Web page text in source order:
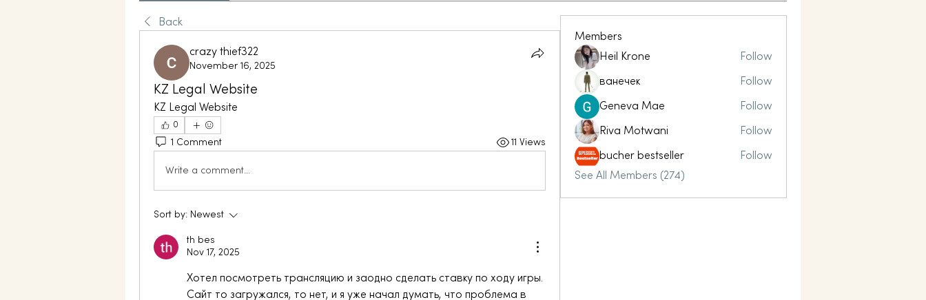
Back
crazy thief322
November 16, 2025
KZ Legal Website
KZ Legal Website
0
1 Comment 11 Views
Write a comment...
Sort by: Newest
th bes
Nov 17, 2025
Хотел посмотреть трансляцию и заодно сделать ставку по ходу игры.
Сайт то загружался, то нет, и я уже начал думать, что проблема в
Members
Heil Krone
Follow
ванечек Follow
Geneva Mae Follow
Riva Motwani Follow
bucher bestseller
Follow
See All Members (274)